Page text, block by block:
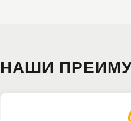
НАШИ